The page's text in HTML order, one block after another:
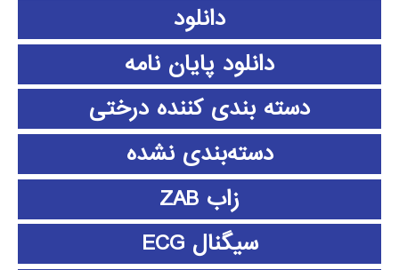
دانلود
دانلود پايان نامه
دسته بندی کننده درختی
دسته‌بندی نشده
زاب ZAB
سیگنال ECG